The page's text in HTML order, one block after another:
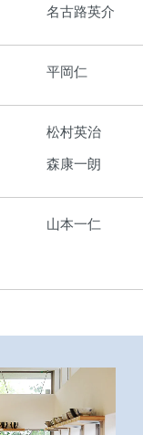
名古路英介
平岡仁
松村英治
森康一朗
山本一仁